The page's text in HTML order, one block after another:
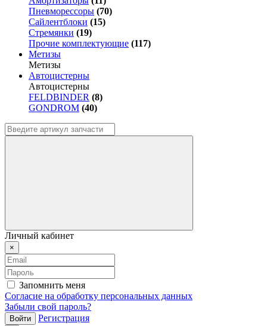
Пневморессоры (70)
Сайлентблоки (15)
Стремянки (19)
Прочие комплектующие (117)
Метизы
Метизы
Автоцистерны
Автоцистерны
FELDBINDER (8)
GONDROM (40)
Личный кабинет
×
Запомнить меня
Согласие на обработку персональных данных
Забыли свой пароль?
Регистрация